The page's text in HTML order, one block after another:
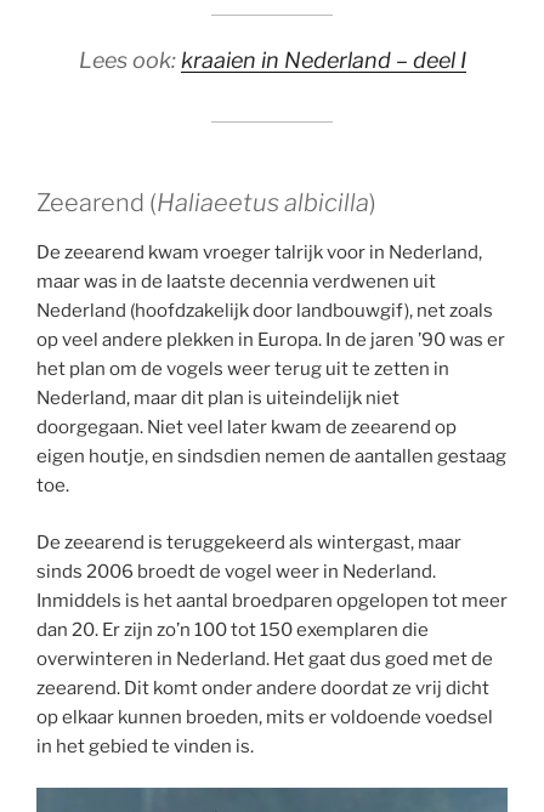
Lees ook: kraaien in Nederland – deel I
Zeearend (Haliaeetus albicilla)
De zeearend kwam vroeger talrijk voor in Nederland,
maar was in de laatste decennia verdwenen uit
Nederland (hoofdzakelijk door landbouwgif), net zoals
op veel andere plekken in Europa. In de jaren ’90 was er
het plan om de vogels weer terug uit te zetten in
Nederland, maar dit plan is uiteindelijk niet
doorgegaan. Niet veel later kwam de zeearend op
eigen houtje, en sindsdien nemen de aantallen gestaag
toe.
De zeearend is teruggekeerd als wintergast, maar
sinds 2006 broedt de vogel weer in Nederland.
Inmiddels is het aantal broedparen opgelopen tot meer
dan 20. Er zijn zo’n 100 tot 150 exemplaren die
overwinteren in Nederland. Het gaat dus goed met de
zeearend. Dit komt onder andere doordat ze vrij dicht
op elkaar kunnen broeden, mits er voldoende voedsel
in het gebied te vinden is.